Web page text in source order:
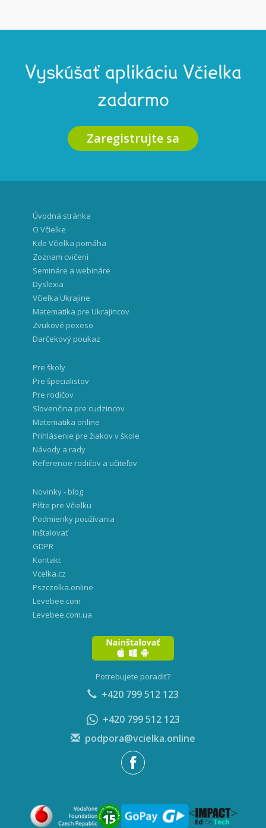
Vyskúšať aplikáciu Včielka
zadarmo
Zaregistrujte sa
Úvodná stránka
O Včielke
Kde Včielka pomáha
Zoznam cvičení
Semináre a webináre
Dyslexia
Včielka Ukrajine
Matematika pre Ukrajincov
Zvukové pexeso
Darčekový poukaz
Pre školy
Pre špecialistov
Pre rodičov
Slovenčina pre cudzincov
Matematika online
Prihlásenie pre žiakov v škole
Návody a rady
Referencie rodičov a učiteľov
Novinky - blog
Píšte pre Včielku
Podmienky používania
Inštalovať
GDPR
Kontakt
Vcelka.cz
Pszczolka.online
Levebee.com
Levebee.com.ua
Potrebujete poradiť?
+420 799 512 123
+420 799 512 123
podpora@vcielka.online